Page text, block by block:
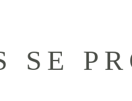
SE